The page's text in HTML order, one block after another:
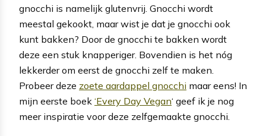
gnocchi is namelijk glutenvrij. Gnocchi wordt
meestal gekookt, maar wist je dat je gnocchi ook
kunt bakken? Door de gnocchi te bakken wordt
deze een stuk knapperiger. Bovendien is het nóg
lekkerder om eerst de gnocchi zelf te maken.
Probeer deze zoete aardappel gnocchi maar eens! In
mijn eerste boek ‘Every Day Vegan‘ geef ik je nog
meer inspiratie voor deze zelfgemaakte gnocchi.